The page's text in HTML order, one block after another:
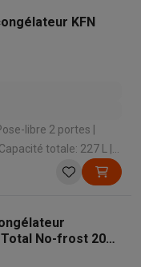
KFN
libre 2 portes |
No Frost | Niveau
Total No-frost 203